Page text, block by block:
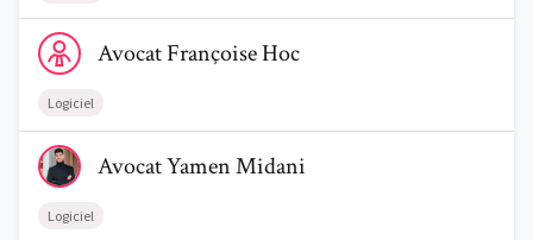
Voir le profil de AvocatFrançoise Hoc
AvocatFrançoiseHoc
Logiciel
Voir le profil de AvocatYamen Midani
AvocatYamenMidani
Logiciel